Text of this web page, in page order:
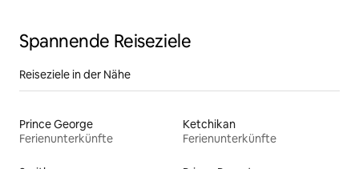
Spannende Reiseziele
Reiseziele in der Nähe
Prince George
Ferienunterkünfte
Ketchikan
Ferienunterkünfte